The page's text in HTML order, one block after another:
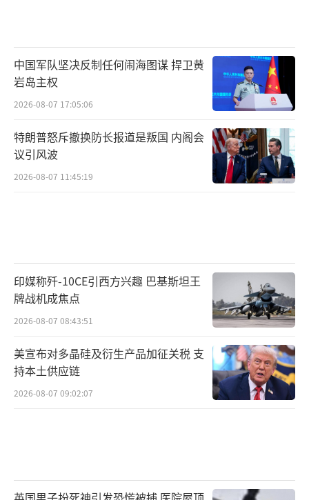
中国军队坚决反制任何闹海图谋 捍卫黄
岩岛主权
2026-08-07 17:05:06
特朗普怒斥撤换防长报道是叛国 内阁会
议引风波
2026-08-07 11:45:19
印媒称歼-10CE引西方兴趣 巴基斯坦王
牌战机成焦点
2026-08-07 08:43:51
美宣布对多晶硅及衍生产品加征关税 支
持本土供应链
2026-08-07 09:02:07